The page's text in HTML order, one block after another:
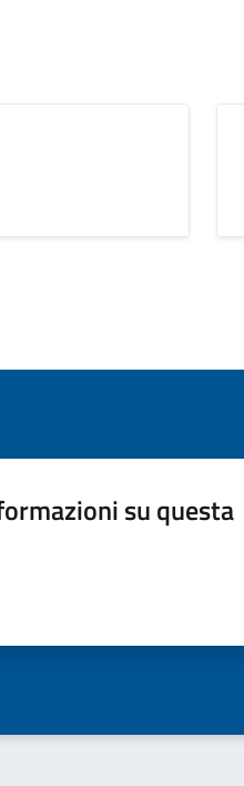
su questa